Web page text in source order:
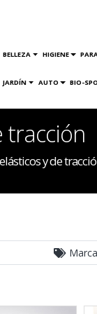
BELLEZA HIGIENE
JARDÍN AUTO BIO-
tracción
y de